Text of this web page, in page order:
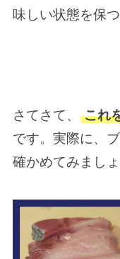
味しい状態を保つ
さてさて、 これ
です。実際に、
確かめてみましょ